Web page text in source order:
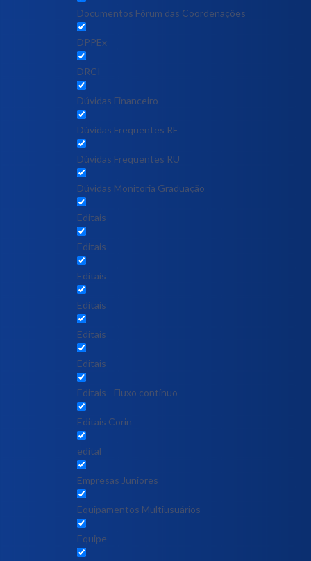
Documentos Fórum das Coordenações
DPPEx
DRCI
Dúvidas Financeiro
Dúvidas Frequentes RE
Dúvidas Frequentes RU
Dúvidas Monitoria Graduação
Editais
Editais
Editais
Editais
Editais
Editais
Editais - Fluxo contínuo
Editais Corin
edital
Empresas Juniores
Equipamentos Multiusuários
Equipe